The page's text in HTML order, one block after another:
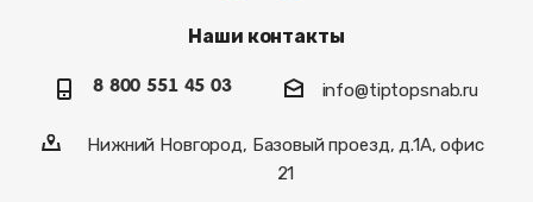
Наши контакты
8 800 551 45 03 info@tiptopsnab.ru
Нижний Новгород, Базовый проезд, д.1А, офис
21